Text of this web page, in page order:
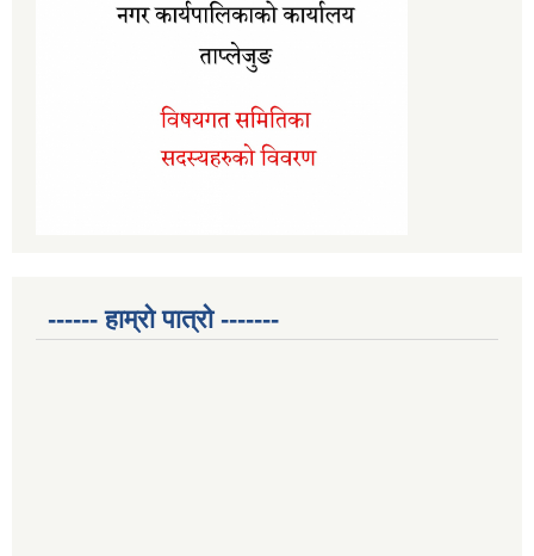
------ हाम्रो पात्रो -------